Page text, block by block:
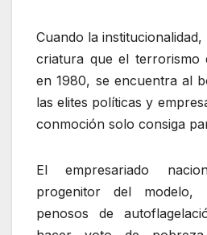
Cuando la
criatura que el terrorismo
en 1980, se encuentra al
las elites políticas y
conmoción solo consiga
El empresariado
progenitor del modelo,
penosos de